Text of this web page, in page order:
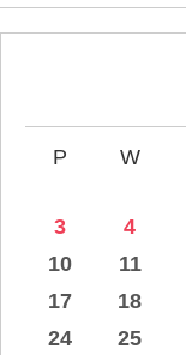
P W
3
4
10
11
17
18
24
25